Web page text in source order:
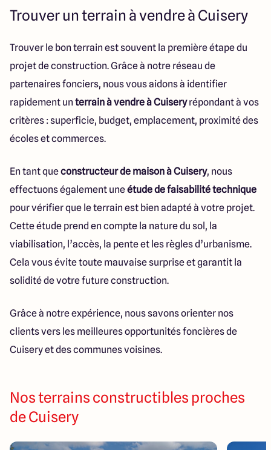
Trouver un terrain à vendre à Cuisery
Trouver le bon terrain est souvent la première étape du
projet de construction. Grâce à notre réseau de
partenaires fonciers, nous vous aidons à identifier
rapidement un terrain à vendre à Cuiseryrépondant à vos
critères : superficie, budget, emplacement, proximité des
écoles et commerces.
En tant queconstructeur de maison à Cuisery, nous
effectuons également uneétude de faisabilité technique
pour vérifier que le terrain est bien adapté à votre projet.
Cette étude prend en compte la nature du sol, la
viabilisation, l’accès, la pente et les règles d’urbanisme.
Cela vous évite toute mauvaise surprise et garantit la
solidité de votre future construction.
Grâce à notre expérience, nous savons orienter nos
clients vers les meilleures opportunités foncières de
Cuisery et des communes voisines.
Nos terrains constructibles proches
de Cuisery